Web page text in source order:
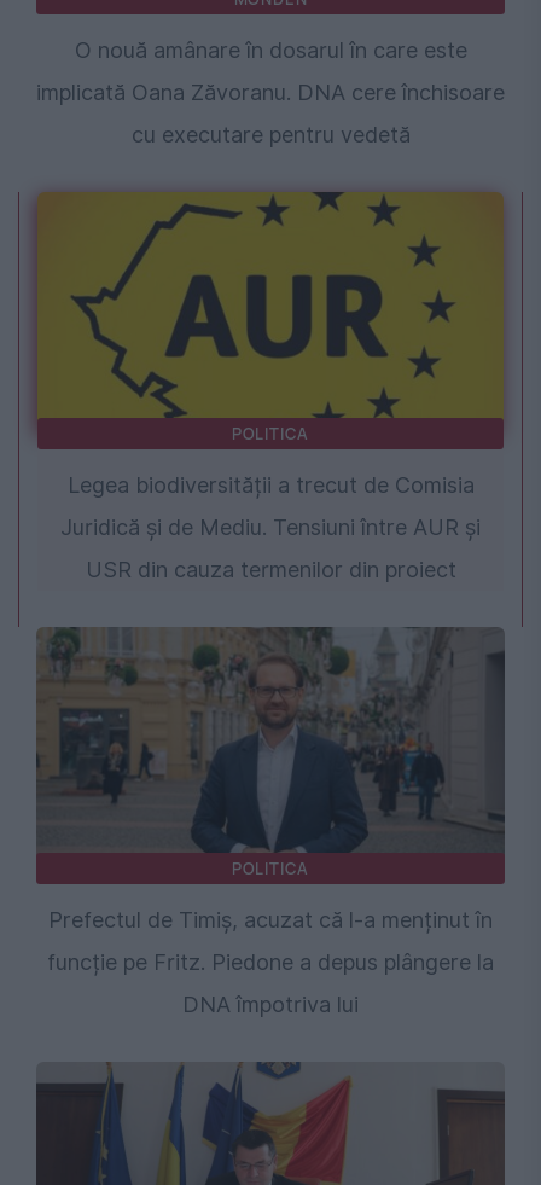
O nouă amânare în dosarul în care este
implicată Oana Zăvoranu. DNA cere închisoare
cu executare pentru vedetă
POLITICA
Legea biodiversității a trecut de Comisia
Juridică și de Mediu. Tensiuni între AUR și
USR din cauza termenilor din proiect
POLITICA
Prefectul de Timiș, acuzat că l-a menținut în
funcție pe Fritz. Piedone a depus plângere la
DNA împotriva lui